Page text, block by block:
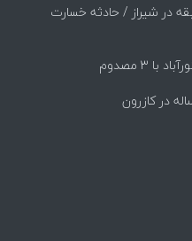
در شیراز / حادثه خسارت